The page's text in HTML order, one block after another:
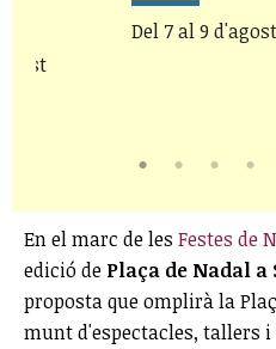
Del 7 al 9 d'agost
En el marc de les Festes de
edició de Plaça de Nadal
proposta que omplirà la
munt d'espectacles, tallers